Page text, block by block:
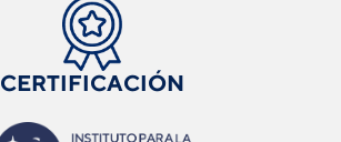
CERTIFICACIÓN